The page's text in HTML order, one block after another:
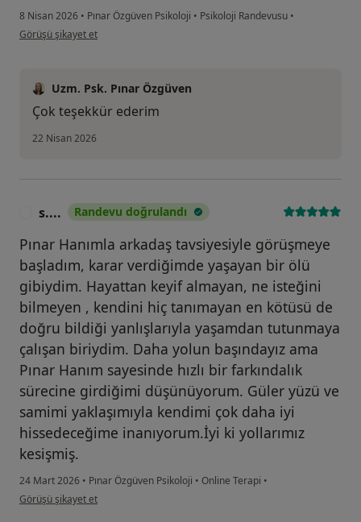
8 Nisan 2026 • Pınar Özgüven Psikoloji • Psikoloji Randevusu •
kullanıcının görüşüne göre hy...n
Görüşü şikayet et
Uzm. Psk. Pınar Özgüven
Çok teşekkür ederim
22 Nisan 2026
s.... Randevu doğrulandı
Pınar Hanımla arkadaş tavsiyesiyle görüşmeye
başladım, karar verdiğimde yaşayan bir ölü
gibiydim. Hayattan keyif almayan, ne isteğini
bilmeyen , kendini hiç tanımayan en kötüsü de
doğru bildiği yanlışlarıyla yaşamdan tutunmaya
çalışan biriydim. Daha yolun başındayız ama
Pınar Hanım sayesinde hızlı bir farkındalık
sürecine girdiğimi düşünüyorum. Güler yüzü ve
samimi yaklaşımıyla kendimi çok daha iyi
hissedeceğime inanıyorum.İyi ki yollarımız
kesişmiş.
24 Mart 2026 • Pınar Özgüven Psikoloji • Online Terapi •
kullanıcının görüşüne göre s....
Görüşü şikayet et